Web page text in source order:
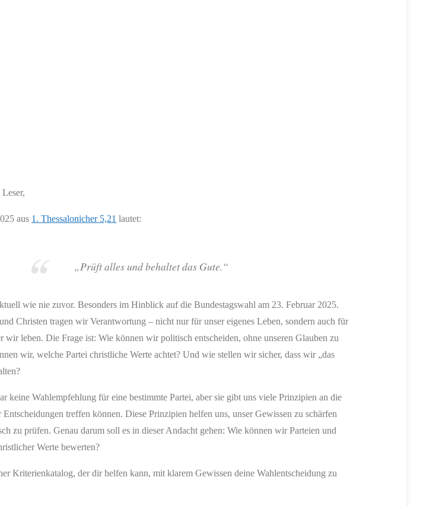
aus 1. Thessalonicher 5,21 lautet:
„Prüft alles und behaltet das Gute.“
wie nie zuvor. Besonders im Hinblick auf die Bundestagswahl am 23. Februar 2025.
Christen tragen wir Verantwortung – nicht nur für unser eigenes Leben, sondern auch für
wir leben. Die Frage ist: Wie können wir politisch entscheiden, ohne unseren Glauben zu
wir, welche Partei christliche Werte achtet? Und wie stellen wir sicher, dass wir „das
keine Wahlempfehlung für eine bestimmte Partei, aber sie gibt uns viele Prinzipien an die
treffen können. Diese Prinzipien helfen uns, unser Gewissen zu schärfen
zu prüfen. Genau darum soll es in dieser Andacht gehen: Wie können wir Parteien und
Werte bewerten?
Kriterienkatalog, der dir helfen kann, mit klarem Gewissen deine Wahlentscheidung zu